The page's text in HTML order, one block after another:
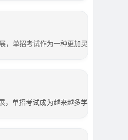
，单招考试作为一种更加灵
，单招考试成为越来越多学